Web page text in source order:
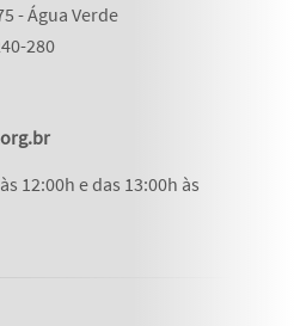
- Água Verde
280
12:00h e das 13:00h às